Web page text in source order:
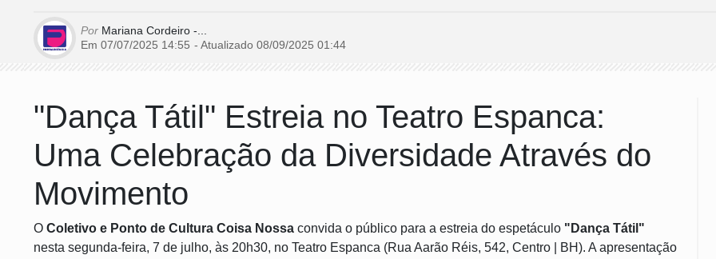
Por Mariana Cordeiro -...
Em 07/07/2025 14:55 - Atualizado 08/09/2025 01:44
"Dança Tátil" Estreia no Teatro Espanca:
Uma Celebração da Diversidade Através do
Movimento
O Coletivo e Ponto de Cultura Coisa Nossa convida o público para a estreia do espetáculo "Dança Tátil"
nesta segunda-feira, 7 de julho, às 20h30, no Teatro Espanca (Rua Aarão Réis, 542, Centro | BH). A apresentação